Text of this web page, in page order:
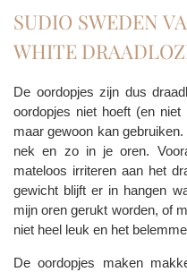
SUDIO SWEDEN
WHITE
De oordopjes zijn dus
oordopjes niet hoeft (en
maar gewoon kan
nek en zo in je oren.
mateloos irriteren aan het
gewicht blijft er in hangen
mijn oren gerukt worden, of
niet heel leuk en het
De oordopjes maken